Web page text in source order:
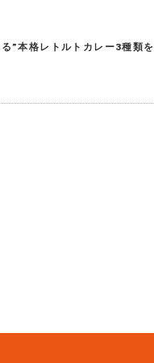
”本格レトルトカレー3種類を